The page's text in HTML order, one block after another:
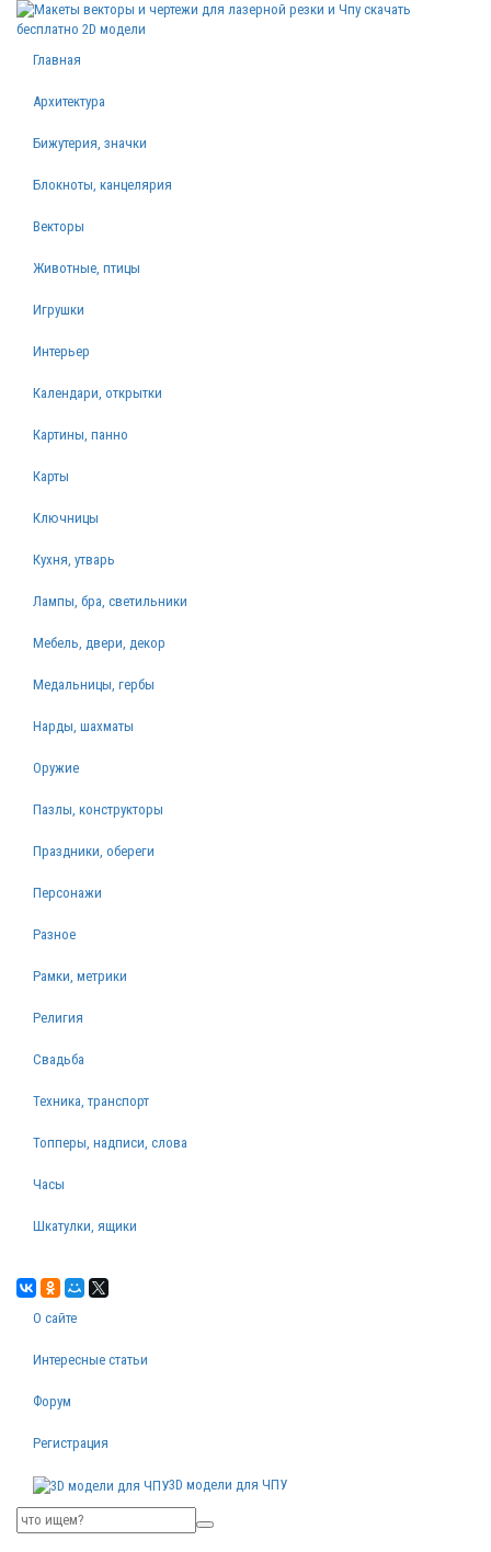
Главная
Архитектура
Бижутерия, значки
Блокноты, канцелярия
Векторы
Животные, птицы
Игрушки
Интерьер
Календари, открытки
Картины, панно
Карты
Ключницы
Кухня, утварь
Лампы, бра, светильники
Мебель, двери, декор
Медальницы, гербы
Нарды, шахматы
Оружие
Пазлы, конструкторы
Праздники, обереги
Персонажи
Разное
Рамки, метрики
Религия
Свадьба
Техника, транспорт
Топперы, надписи, слова
Часы
Шкатулки, ящики
О сайте
Интересные статьи
Форум
Регистрация
3D модели для ЧПУ